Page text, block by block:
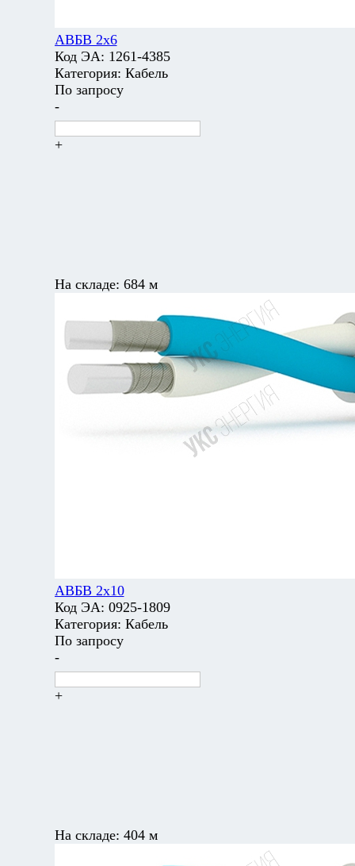
АВБВ 2х6
Код ЭА: 1261-4385
Категория: Кабель
По запросу
-
+
На складе: 684 м
АВБВ 2х10
Код ЭА: 0925-1809
Категория: Кабель
По запросу
-
+
На складе: 404 м